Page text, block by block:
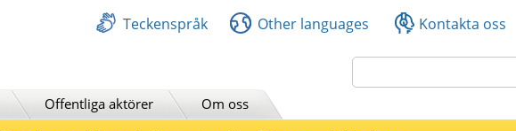
Teckenspråk Other languages Kontakta oss
Offentliga aktörer
Om oss